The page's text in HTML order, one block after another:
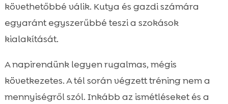
követhetőbbé válik. Kutya és gazdi számára
egyaránt egyszerűbbé teszi a szokások
kialakítását.
A napirendünk legyen rugalmas, mégis
következetes. A tél során végzett tréning nem a
mennyiségről szól. Inkább az ismétléseket és a